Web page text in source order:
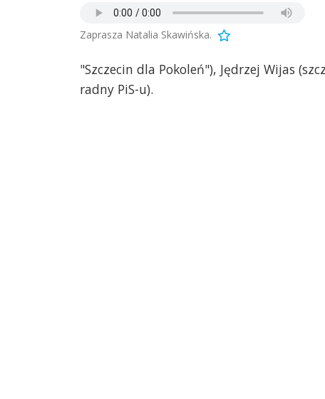
Zaprasza Natalia Skawińska.
"Szczecin dla Pokoleń"), Jędrzej Wijas
radny PiS-u).